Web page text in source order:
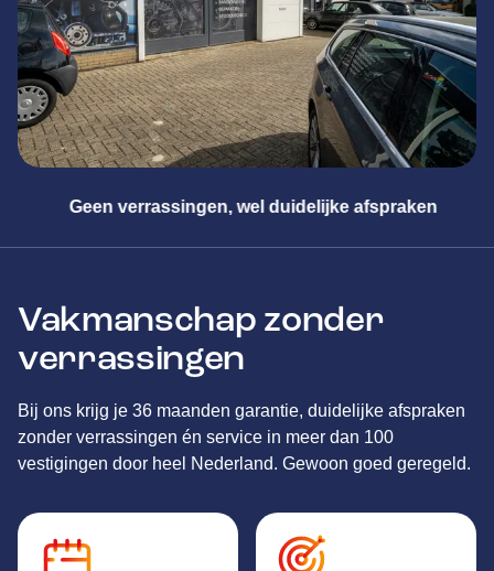
Geen verrassingen, wel duidelijke afspraken
Vakmanschap zonder
verrassingen
Bij ons krijg je 36 maanden garantie, duidelijke afspraken
zonder verrassingen én service in meer dan 100
vestigingen door heel Nederland. Gewoon goed geregeld.